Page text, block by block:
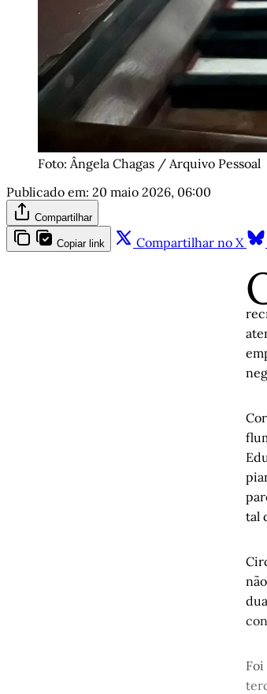
Foto: Ângela Chagas / Arquivo Pessoal
Publicado em: 20 maio 2026, 06:00
Compartilhar
Copiar link Compartilhar no X
tal